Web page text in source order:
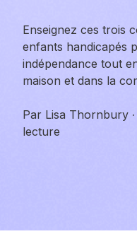
Enseignez ces trois
enfants handicapés
indépendance tout
maison et dans la
Par Lisa Thornbury ·
lecture